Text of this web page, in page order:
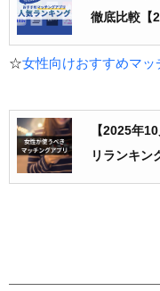
徹底比較【
☆女性向けおすすめマ
【2025年
リランキン